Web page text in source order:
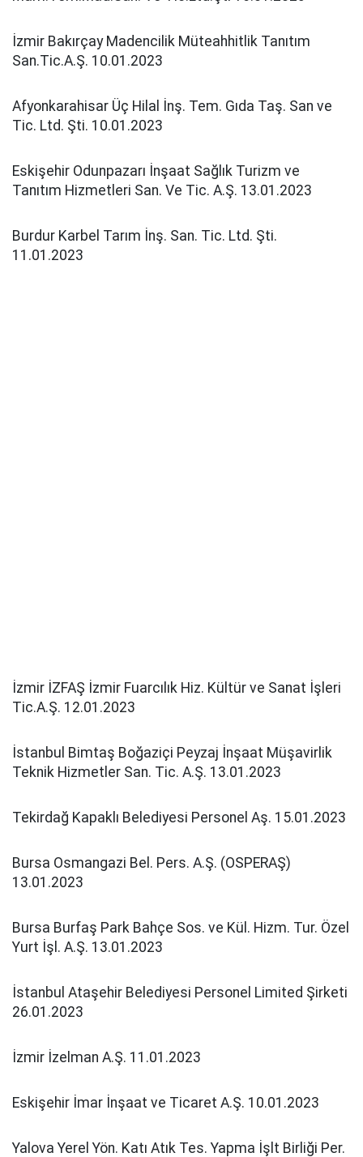
İzmir Bakırçay Madencilik Müteahhitlik Tanıtım
San.Tic.A.Ş. 10.01.2023
Afyonkarahisar Üç Hilal İnş. Tem. Gıda Taş. San ve
Tic. Ltd. Şti. 10.01.2023
Eskişehir Odunpazarı İnşaat Sağlık Turizm ve
Tanıtım Hizmetleri San. Ve Tic. A.Ş. 13.01.2023
Burdur Karbel Tarım İnş. San. Tic. Ltd. Şti.
11.01.2023
İzmir İZFAŞ İzmir Fuarcılık Hiz. Kültür ve Sanat İşleri
Tic.A.Ş. 12.01.2023
İstanbul Bimtaş Boğaziçi Peyzaj İnşaat Müşavirlik
Teknik Hizmetler San. Tic. A.Ş. 13.01.2023
Tekirdağ Kapaklı Belediyesi Personel Aş. 15.01.2023
Bursa Osmangazi Bel. Pers. A.Ş. (OSPERAŞ)
13.01.2023
Bursa Burfaş Park Bahçe Sos. ve Kül. Hizm. Tur. Özel
Yurt İşl. A.Ş. 13.01.2023
İstanbul Ataşehir Belediyesi Personel Limited Şirketi
26.01.2023
İzmir İzelman A.Ş. 11.01.2023
Eskişehir İmar İnşaat ve Ticaret A.Ş. 10.01.2023
Yalova Yerel Yön. Katı Atık Tes. Yapma İşlt Birliği Per.